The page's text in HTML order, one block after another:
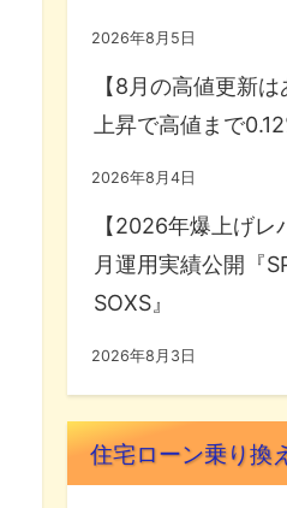
2026年8月5日
【8月の高値更新
上昇で高値まで
2026年8月4日
【2026年爆上げ
月運用実績公開『
SOXS』
2026年8月3日
住宅ローン乗り換